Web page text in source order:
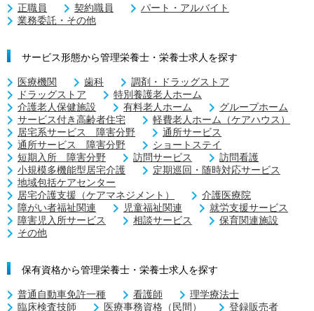
正職員 契約職員
パート・アルバイト
業務委託・その他
サービス形態から管理栄養士・栄養士求人を探す
医療機関 歯科
調剤・ドラッグストア
ドラッグストア
特別養護老人ホーム
介護老人保健施設
有料老人ホーム
グループホーム
サービス付き高齢者住宅
軽費老人ホーム（ケアハウス）
居宅系サービス 障害分野
通所サービス
通所サービス 障害分野
ショートステイ
短期入所 障害分野
訪問サービス
訪問看護
小規模多機能型居宅介護
定期巡回・随時対応サービス
地域包括ケアセンター
居宅介護支援（ケアマネジメント）
介護医療院
障がい者福祉関連
児童福祉関連
就労支援サービス
障害児入所サービス
相談サービス
保育関連施設
その他
保有資格から管理栄養士・栄養士求人を探す
普通自動車免許一種 看護師
理学療法士
臨床検査技師
医療事務資格（民間） 登録販売者